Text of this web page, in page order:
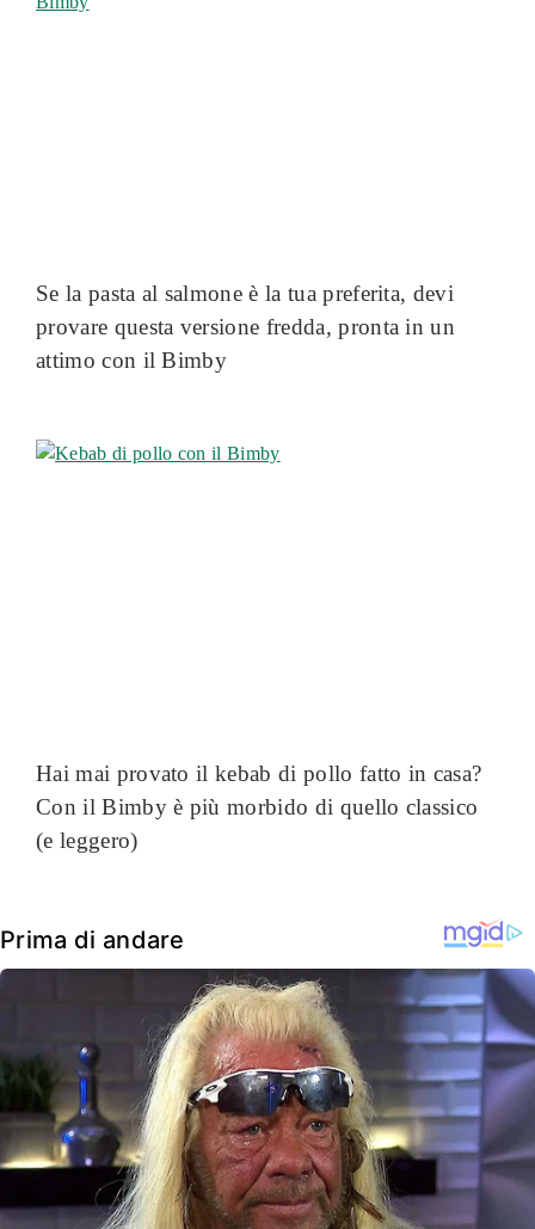
Se la pasta al salmone è la tua preferita, devi
provare questa versione fredda, pronta in un
attimo con il Bimby
Hai mai provato il kebab di pollo fatto in casa?
Con il Bimby è più morbido di quello classico
(e leggero)
Prima di andare